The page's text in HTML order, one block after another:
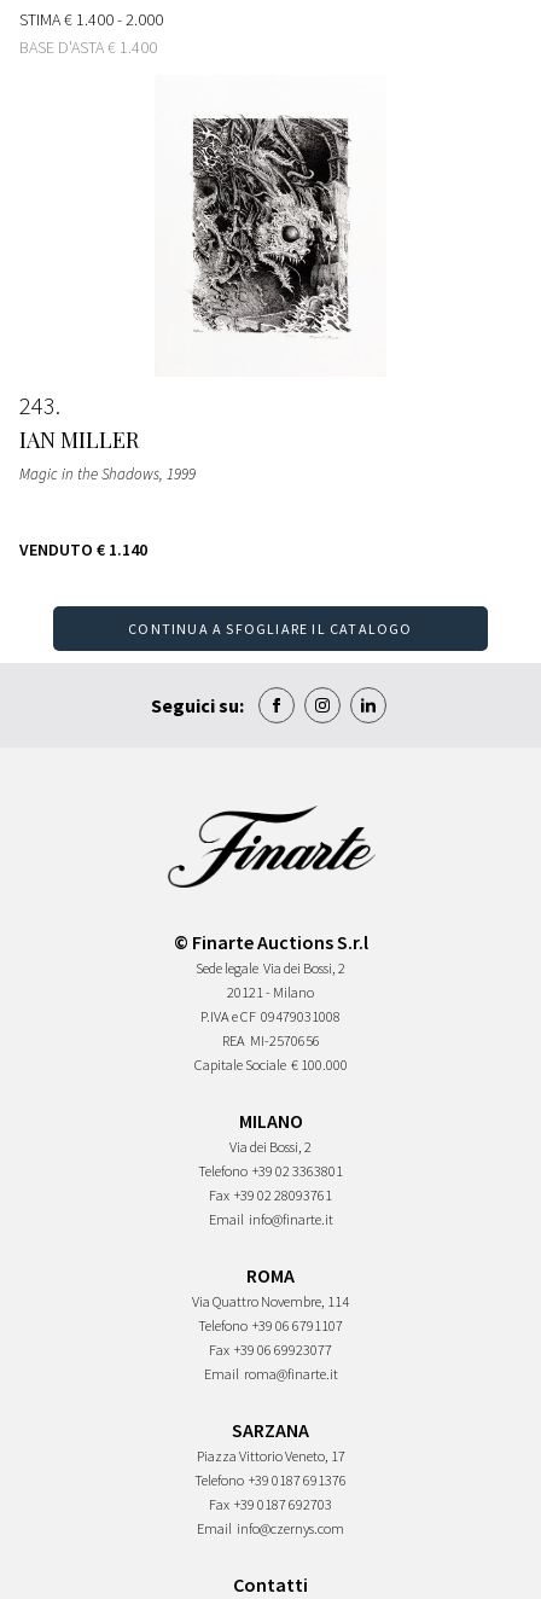
STIMA€ 1.400 - 2.000
BASE D'ASTA€ 1.400
243
IAN MILLER
Magic in the Shadows, 1999
VENDUTO € 1.140
CONTINUA A SFOGLIARE IL CATALOGO
Seguici su:
© Finarte Auctions S.r.l
Sede legale Via dei Bossi, 2
20121 - Milano
P.IVA e CF 09479031008
REA MI-2570656
Capitale Sociale € 100.000
MILANO
Via dei Bossi, 2
Telefono +39 02 3363801
Fax +39 02 28093761
Email info@finarte.it
ROMA
Via Quattro Novembre, 114
Telefono +39 06 6791107
Fax +39 06 69923077
Email roma@finarte.it
SARZANA
Piazza Vittorio Veneto, 17
Telefono +39 0187 691376
Fax +39 0187 692703
Email info@czernys.com
Contatti